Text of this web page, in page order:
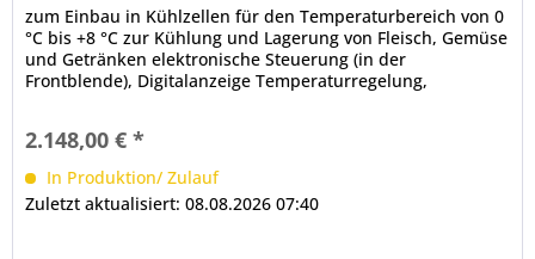
zum Einbau in Kühlzellen für den Temperaturbereich von 0
°C bis +8 °C zur Kühlung und Lagerung von Fleisch, Gemüse
und Getränken elektronische Steuerung (in der
Frontblende), Digitalanzeige Temperaturregelung,
2.148,00 € *
In Produktion/ Zulauf
Zuletzt aktualisiert: 08.08.2026 07:40